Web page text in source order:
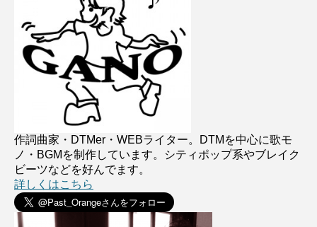
作詞曲家・DTMer・WEBライター。DTMを中心に歌モ
ノ・BGMを制作しています。シティポップ系やブレイク
ビーツなどを好んでます。
詳しくはこちら